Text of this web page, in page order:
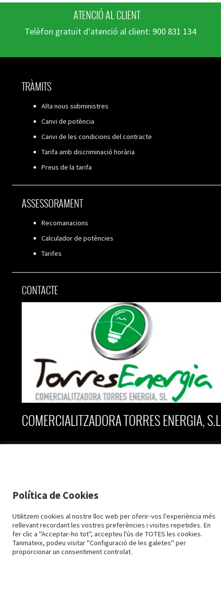
ATENCIÓ AL CLIENT
Telèfon gratuït d'atenció al client: 900 831 134
TRÀMITS
Alta nous subministres
Canvi de potència
Canvi de les condicions del contracte
Tarifa amb discriminació horària
Preus de la tarifa
ASSESSORAMENT
Recomanacions
Calculador de potències
Tarifes
CONTACTE
COMERCIALITZADORA TORRES ENERGIA,
973 79 28 28
info@torresenergia.cat2015-2026 TORRESENERGIA ©
Avís Legal i Protecció de dades Política de Cookies
Configuració cookies
Designed byLaPometa
Política de Cookies
Utilitzem cookies al nostre lloc web per oferir-vos l'experiència més
rellevant recordant les vostres preferències i visites repetides. En
fer clic a "Acceptar-ho tot", accepteu l'ús de TOTES les cookies.
Tanmateix, podeu visitar "Configuració de les galetes" per
proporcionar un consentiment controlat.